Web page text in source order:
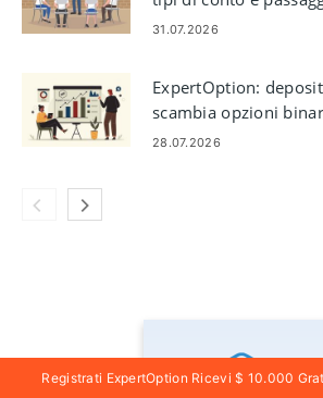
configurazione
31.07.2026
ExpertOption:
scambia opzioni
28.07.2026
Registrati ExpertOption Ricevi $ 10.000